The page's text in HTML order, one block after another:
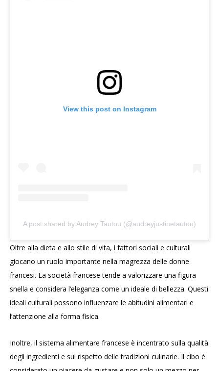
View this post on Instagram
A post shared by Audrey Tautou (@audreyjustinetautou)
Oltre alla dieta e allo stile di vita, i fattori sociali e culturali
giocano un ruolo importante nella magrezza delle donne
francesi. La società francese tende a valorizzare una figura
snella e considera l’eleganza come un ideale di bellezza. Questi
ideali culturali possono influenzare le abitudini alimentari e
l’attenzione alla forma fisica.
Inoltre, il sistema alimentare francese è incentrato sulla qualità
degli ingredienti e sul rispetto delle tradizioni culinarie. Il cibo è